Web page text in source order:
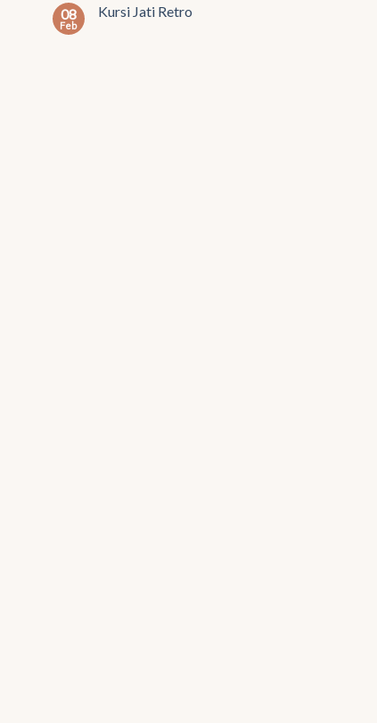
08
Feb
Kursi Jati Retro